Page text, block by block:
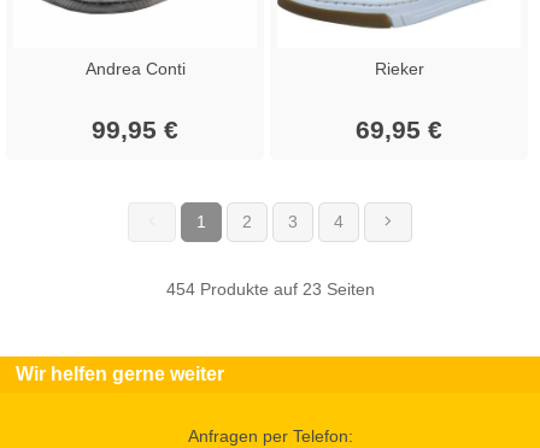
Andrea Conti
99,95 €
Rieker
69,95 €
1 (current)
2 3 4
454 Produkte auf 23 Seiten
Wir helfen gerne weiter
Anfragen per Telefon: